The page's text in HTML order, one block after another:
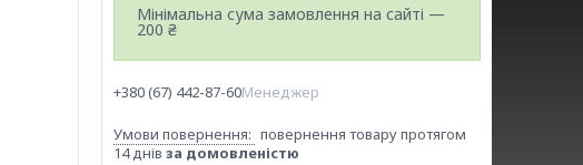
Мінімальна сума замовлення на сайті —
200 ₴
+380 (67) 442-87-60Менеджер
повернення товару протягом
14 днів за домовленістю